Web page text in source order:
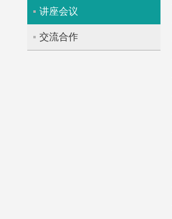
讲座会议
交流合作